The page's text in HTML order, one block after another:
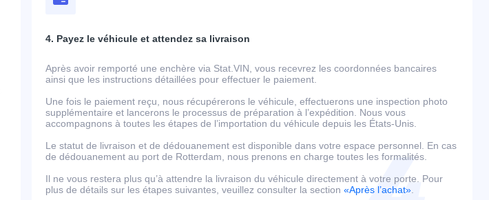
4. Payez le véhicule et attendez sa livraison
Après avoir remporté une enchère via Stat.VIN, vous recevrez les coordonnées bancaires
ainsi que les instructions détaillées pour effectuer le paiement.
Une fois le paiement reçu, nous récupérerons le véhicule, effectuerons une inspection photo
supplémentaire et lancerons le processus de préparation à l’expédition. Nous vous
accompagnons à toutes les étapes de l’importation du véhicule depuis les États-Unis.
Le statut de livraison et de dédouanement est disponible dans votre espace personnel. En cas
de dédouanement au port de Rotterdam, nous prenons en charge toutes les formalités.
Il ne vous restera plus qu’à attendre la livraison du véhicule directement à votre porte. Pour
plus de détails sur les étapes suivantes, veuillez consulter la section «Après l’achat»